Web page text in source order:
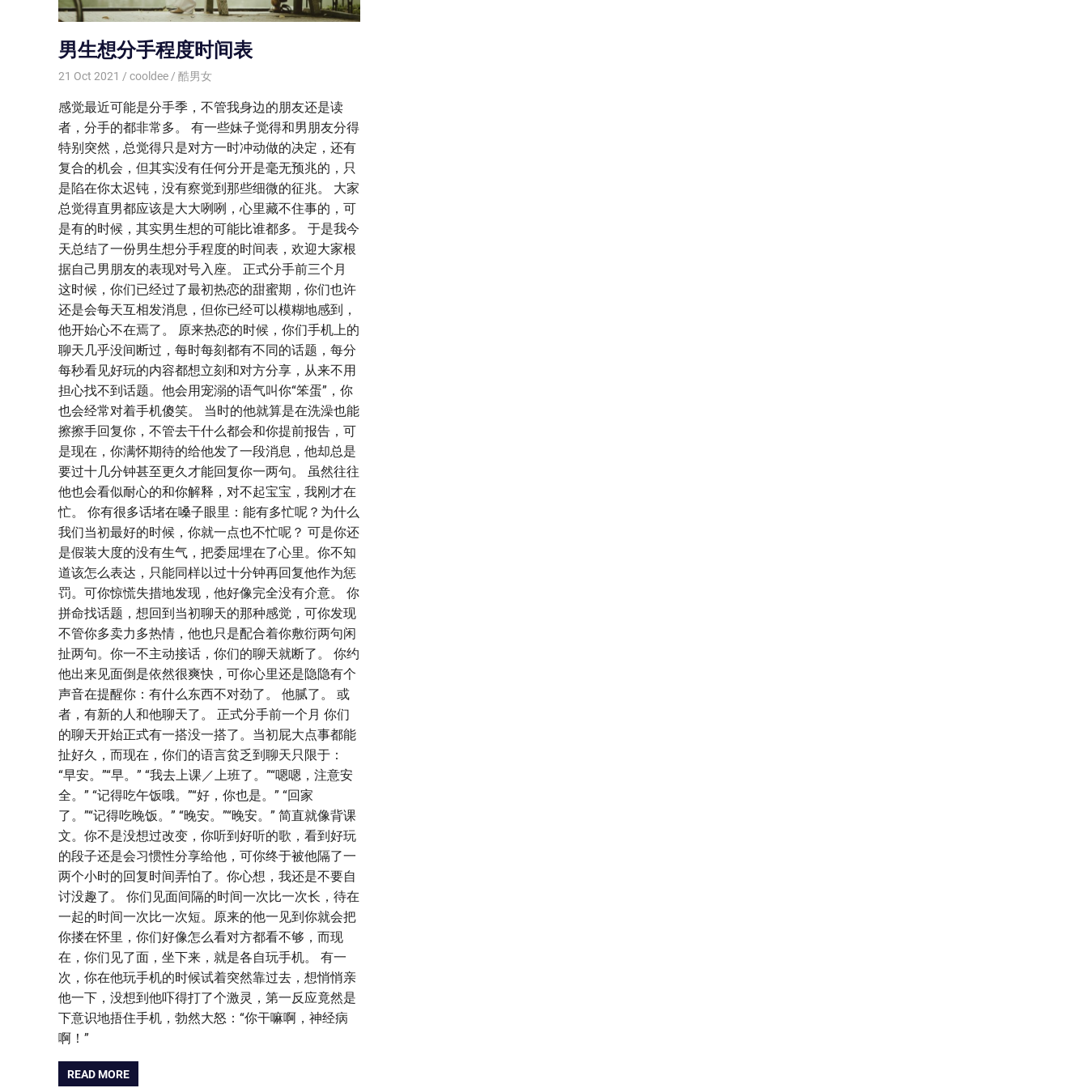
男生想分手程度时间表
21 Oct 2021 cooldee 酷男女
感觉最近可能是分手季，不管我身边的朋友还是读
者，分手的都非常多。 有一些妹子觉得和男朋友分得
特别突然，总觉得只是对方一时冲动做的决定，还有
复合的机会，但其实没有任何分开是毫无预兆的，只
是陷在你太迟钝，没有察觉到那些细微的征兆。 大家
总觉得直男都应该是大大咧咧，心里藏不住事的，可
是有的时候，其实男生想的可能比谁都多。 于是我今
天总结了一份男生想分手程度的时间表，欢迎大家根
据自己男朋友的表现对号入座。 正式分手前三个月
这时候，你们已经过了最初热恋的甜蜜期，你们也许
还是会每天互相发消息，但你已经可以模糊地感到，
他开始心不在焉了。 原来热恋的时候，你们手机上的
聊天几乎没间断过，每时每刻都有不同的话题，每分
每秒看见好玩的内容都想立刻和对方分享，从来不用
担心找不到话题。他会用宠溺的语气叫你“笨蛋”，你
也会经常对着手机傻笑。 当时的他就算是在洗澡也能
擦擦手回复你，不管去干什么都会和你提前报告，可
是现在，你满怀期待的给他发了一段消息，他却总是
要过十几分钟甚至更久才能回复你一两句。 虽然往往
他也会看似耐心的和你解释，对不起宝宝，我刚才在
忙。 你有很多话堵在嗓子眼里：能有多忙呢？为什么
我们当初最好的时候，你就一点也不忙呢？ 可是你还
是假装大度的没有生气，把委屈埋在了心里。你不知
道该怎么表达，只能同样以过十分钟再回复他作为惩
罚。可你惊慌失措地发现，他好像完全没有介意。 你
拼命找话题，想回到当初聊天的那种感觉，可你发现
不管你多卖力多热情，他也只是配合着你敷衍两句闲
扯两句。你一不主动接话，你们的聊天就断了。 你约
他出来见面倒是依然很爽快，可你心里还是隐隐有个
声音在提醒你：有什么东西不对劲了。 他腻了。 或
者，有新的人和他聊天了。 正式分手前一个月 你们
的聊天开始正式有一搭没一搭了。当初屁大点事都能
扯好久，而现在，你们的语言贫乏到聊天只限于：
“早安。”“早。” “我去上课／上班了。”“嗯嗯，注意安
全。” “记得吃午饭哦。”“好，你也是。” “回家
了。”“记得吃晚饭。” “晚安。”“晚安。” 简直就像背课
文。你不是没想过改变，你听到好听的歌，看到好玩
的段子还是会习惯性分享给他，可你终于被他隔了一
两个小时的回复时间弄怕了。你心想，我还是不要自
讨没趣了。 你们见面间隔的时间一次比一次长，待在
一起的时间一次比一次短。原来的他一见到你就会把
你搂在怀里，你们好像怎么看对方都看不够，而现
在，你们见了面，坐下来，就是各自玩手机。 有一
次，你在他玩手机的时候试着突然靠过去，想悄悄亲
他一下，没想到他吓得打了个激灵，第一反应竟然是
下意识地捂住手机，勃然大怒：“你干嘛啊，神经病
啊！”
READ MORE